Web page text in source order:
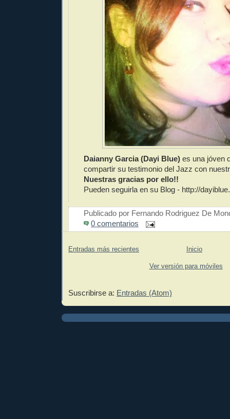
Daianny Garcia (Dayi Blue) es una jóven
compartir su testimonio del Jazz con
Nuestras gracias por ello!!
Pueden seguirla en su Blog - http://
Publicado por Fernando Rodriguez De
0 comentarios
Entradas más recientes Inicio
Ver versión para móviles
Suscribirse a: Entradas (Atom)